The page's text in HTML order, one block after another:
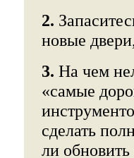
2.
новые
3. На чем
«самые
сделать
ли